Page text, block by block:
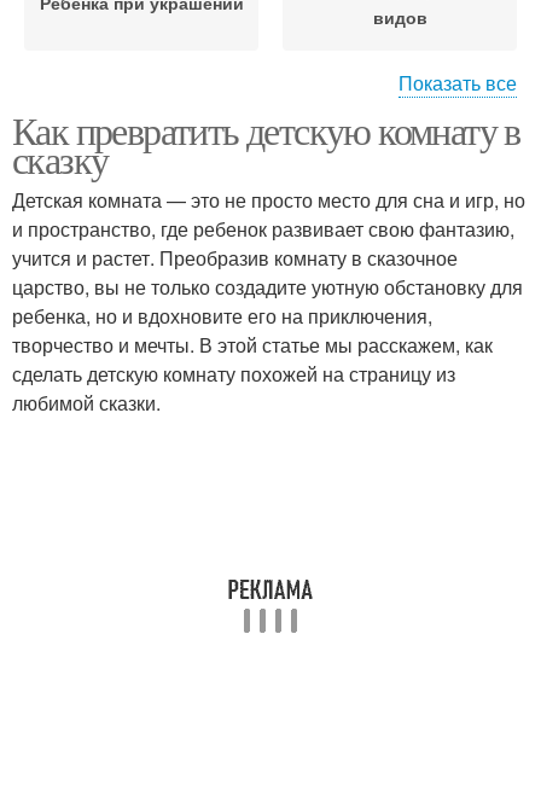
видов
Детские комнаты
Показать все
Как превратить детскую комнату в
сказку
Детская комната — это не просто место для сна и игр, но
и пространство, где ребенок развивает свою фантазию,
учится и растет. Преобразив комнату в сказочное
царство, вы не только создадите уютную обстановку для
ребенка, но и вдохновите его на приключения,
творчество и мечты. В этой статье мы расскажем, как
сделать детскую комнату похожей на страницу из
любимой сказки.